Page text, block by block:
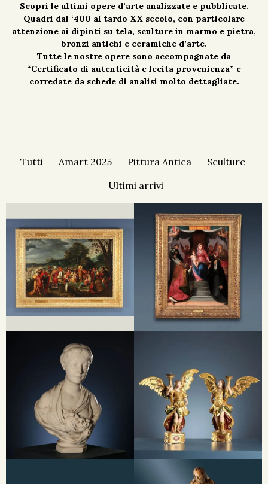
Scopri le ultimi opere d’arte analizzate e pubblicate.
Quadri dal ‘400 al tardo XX secolo, con particolare
attenzione ai dipinti su tela, sculture in marmo e pietra,
bronzi antichi e ceramiche d’arte.
Tutte le nostre opere sono accompagnate da
“Certificato di autenticità e lecita provenienza” e
corredate da schede di analisi molto dettagliate.
Tutti Amart 2025 Pittura Antica
Sculture
Ultimi arrivi